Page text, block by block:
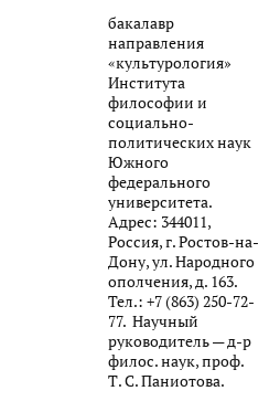
бакалавр
направления
«культурология»
Института
философии и
социально-
политических наук
Южного
федерального
университета.
Адрес: 344011,
Россия, г. Ростов-на-
Дону, ул. Народного
ополчения, д. 163.
Тел.: +7 (863) 250-72-
77. Научный
руководитель — д-р
филос. наук, проф.
Т. С. Паниотова.